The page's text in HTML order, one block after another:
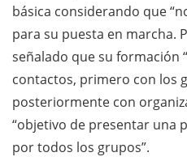
básica considerando que
para su puesta en marcha.
señalado que su formación
contactos, primero con los
posteriormente con
“objetivo de presentar una
por todos los grupos”.